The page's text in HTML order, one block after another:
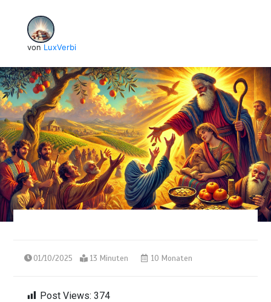
von LuxVerbi
01/10/2025 13 Minuten 10 Monaten
Post Views: 374